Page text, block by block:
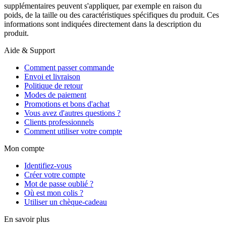
supplémentaires peuvent s'appliquer, par exemple en raison du
poids, de la taille ou des caractéristiques spécifiques du produit. Ces
informations sont indiquées directement dans la description du
produit.
Aide & Support
Comment passer commande
Envoi et livraison
Politique de retour
Modes de paiement
Promotions et bons d'achat
Vous avez d'autres questions ?
Clients professionnels
Comment utiliser votre compte
Mon compte
Identifiez-vous
Créer votre compte
Mot de passe oublié ?
Où est mon colis ?
Utiliser un chèque-cadeau
En savoir plus